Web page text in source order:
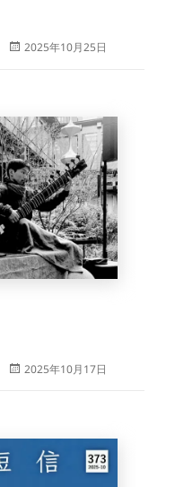
投
2025年10月25日
投
2025年10月17日